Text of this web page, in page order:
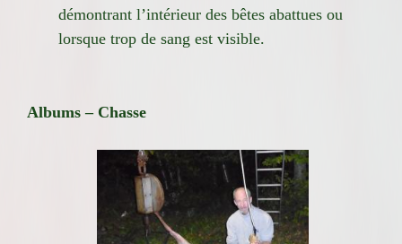
démontrant l’intérieur des bêtes abattues ou
lorsque trop de sang est visible.
Albums – Chasse